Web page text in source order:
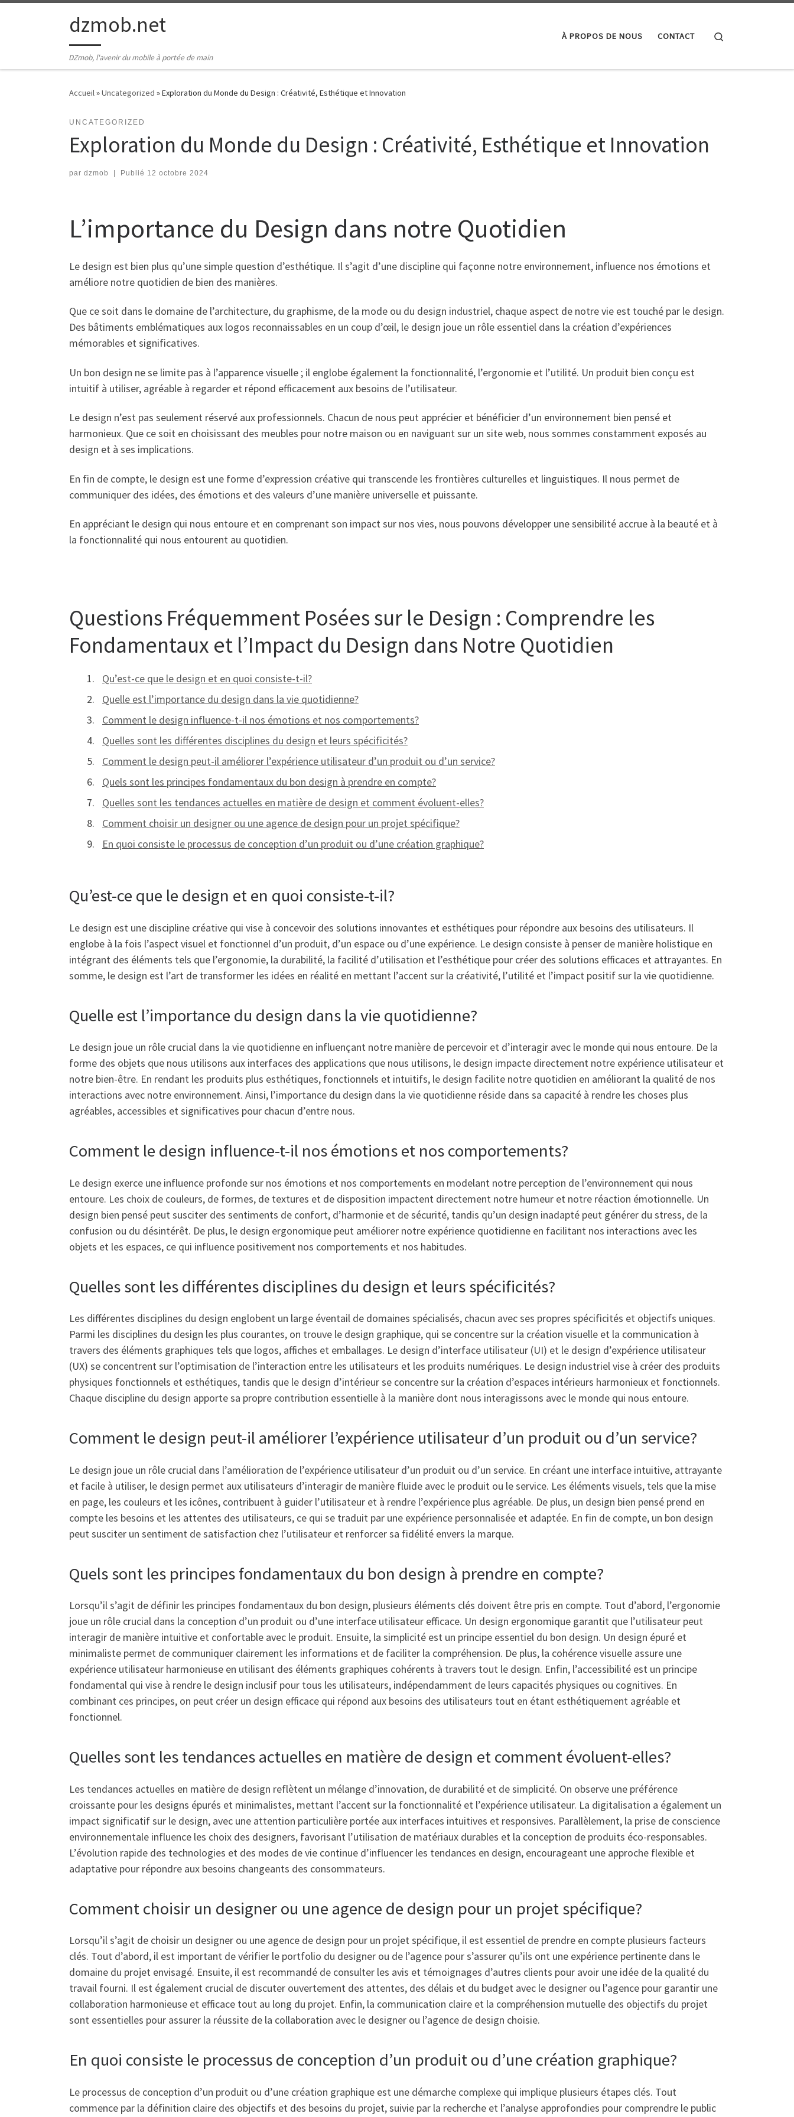
Passer au contenudzmob.net
DZmob, l'avenir du mobile à portée de main
À PROPOS DE NOUS CONTACT
Accueil»Uncategorized »Exploration du Monde du Design : Créativité, Esthétique et Innovation
UNCATEGORIZED
Exploration du Monde du Design : Créativité, Esthétique et Innovation
par dzmob Publié 12 octobre 2024
L’importance du Design dans notre Quotidien
Le design est bien plus qu’une simple question d’esthétique. Il s’agit d’une discipline qui façonne notre environnement, influence nos émotions et
améliore notre quotidien de bien des manières.
Que ce soit dans le domaine de l’architecture, du graphisme, de la mode ou du design industriel, chaque aspect de notre vie est touché par le design.
Des bâtiments emblématiques aux logos reconnaissables en un coup d’œil, le design joue un rôle essentiel dans la création d’expériences
mémorables et significatives.
Un bon design ne se limite pas à l’apparence visuelle ; il englobe également la fonctionnalité, l’ergonomie et l’utilité. Un produit bien conçu est
intuitif à utiliser, agréable à regarder et répond efficacement aux besoins de l’utilisateur.
Le design n’est pas seulement réservé aux professionnels. Chacun de nous peut apprécier et bénéficier d’un environnement bien pensé et
harmonieux. Que ce soit en choisissant des meubles pour notre maison ou en naviguant sur un site web, nous sommes constamment exposés au
design et à ses implications.
En fin de compte, le design est une forme d’expression créative qui transcende les frontières culturelles et linguistiques. Il nous permet de
communiquer des idées, des émotions et des valeurs d’une manière universelle et puissante.
En appréciant le design qui nous entoure et en comprenant son impact sur nos vies, nous pouvons développer une sensibilité accrue à la beauté et à
la fonctionnalité qui nous entourent au quotidien.
Questions Fréquemment Posées sur le Design : Comprendre les
Fondamentaux et l’Impact du Design dans Notre Quotidien
Qu’est-ce que le design et en quoi consiste-t-il?
Quelle est l’importance du design dans la vie quotidienne?
Comment le design influence-t-il nos émotions et nos comportements?
Quelles sont les différentes disciplines du design et leurs spécificités?
Comment le design peut-il améliorer l’expérience utilisateur d’un produit ou d’un service?
Quels sont les principes fondamentaux du bon design à prendre en compte?
Quelles sont les tendances actuelles en matière de design et comment évoluent-elles?
Comment choisir un designer ou une agence de design pour un projet spécifique?
En quoi consiste le processus de conception d’un produit ou d’une création graphique?
Qu’est-ce que le design et en quoi consiste-t-il?
Le design est une discipline créative qui vise à concevoir des solutions innovantes et esthétiques pour répondre aux besoins des utilisateurs. Il
englobe à la fois l’aspect visuel et fonctionnel d’un produit, d’un espace ou d’une expérience. Le design consiste à penser de manière holistique en
intégrant des éléments tels que l’ergonomie, la durabilité, la facilité d’utilisation et l’esthétique pour créer des solutions efficaces et attrayantes. En
somme, le design est l’art de transformer les idées en réalité en mettant l’accent sur la créativité, l’utilité et l’impact positif sur la vie quotidienne.
Quelle est l’importance du design dans la vie quotidienne?
Le design joue un rôle crucial dans la vie quotidienne en influençant notre manière de percevoir et d’interagir avec le monde qui nous entoure. De la
forme des objets que nous utilisons aux interfaces des applications que nous utilisons, le design impacte directement notre expérience utilisateur et
notre bien-être. En rendant les produits plus esthétiques, fonctionnels et intuitifs, le design facilite notre quotidien en améliorant la qualité de nos
interactions avec notre environnement. Ainsi, l’importance du design dans la vie quotidienne réside dans sa capacité à rendre les choses plus
agréables, accessibles et significatives pour chacun d’entre nous.
Comment le design influence-t-il nos émotions et nos comportements?
Le design exerce une influence profonde sur nos émotions et nos comportements en modelant notre perception de l’environnement qui nous
entoure. Les choix de couleurs, de formes, de textures et de disposition impactent directement notre humeur et notre réaction émotionnelle. Un
design bien pensé peut susciter des sentiments de confort, d’harmonie et de sécurité, tandis qu’un design inadapté peut générer du stress, de la
confusion ou du désintérêt. De plus, le design ergonomique peut améliorer notre expérience quotidienne en facilitant nos interactions avec les
objets et les espaces, ce qui influence positivement nos comportements et nos habitudes.
Quelles sont les différentes disciplines du design et leurs spécificités?
Les différentes disciplines du design englobent un large éventail de domaines spécialisés, chacun avec ses propres spécificités et objectifs uniques.
Parmi les disciplines du design les plus courantes, on trouve le design graphique, qui se concentre sur la création visuelle et la communication à
travers des éléments graphiques tels que logos, affiches et emballages. Le design d’interface utilisateur (UI) et le design d’expérience utilisateur
(UX) se concentrent sur l’optimisation de l’interaction entre les utilisateurs et les produits numériques. Le design industriel vise à créer des produits
physiques fonctionnels et esthétiques, tandis que le design d’intérieur se concentre sur la création d’espaces intérieurs harmonieux et fonctionnels.
Chaque discipline du design apporte sa propre contribution essentielle à la manière dont nous interagissons avec le monde qui nous entoure.
Comment le design peut-il améliorer l’expérience utilisateur d’un produit ou d’un service?
Le design joue un rôle crucial dans l’amélioration de l’expérience utilisateur d’un produit ou d’un service. En créant une interface intuitive, attrayante
et facile à utiliser, le design permet aux utilisateurs d’interagir de manière fluide avec le produit ou le service. Les éléments visuels, tels que la mise
en page, les couleurs et les icônes, contribuent à guider l’utilisateur et à rendre l’expérience plus agréable. De plus, un design bien pensé prend en
compte les besoins et les attentes des utilisateurs, ce qui se traduit par une expérience personnalisée et adaptée. En fin de compte, un bon design
peut susciter un sentiment de satisfaction chez l’utilisateur et renforcer sa fidélité envers la marque.
Quels sont les principes fondamentaux du bon design à prendre en compte?
Lorsqu’il s’agit de définir les principes fondamentaux du bon design, plusieurs éléments clés doivent être pris en compte. Tout d’abord, l’ergonomie
joue un rôle crucial dans la conception d’un produit ou d’une interface utilisateur efficace. Un design ergonomique garantit que l’utilisateur peut
interagir de manière intuitive et confortable avec le produit. Ensuite, la simplicité est un principe essentiel du bon design. Un design épuré et
minimaliste permet de communiquer clairement les informations et de faciliter la compréhension. De plus, la cohérence visuelle assure une
expérience utilisateur harmonieuse en utilisant des éléments graphiques cohérents à travers tout le design. Enfin, l’accessibilité est un principe
fondamental qui vise à rendre le design inclusif pour tous les utilisateurs, indépendamment de leurs capacités physiques ou cognitives. En
combinant ces principes, on peut créer un design efficace qui répond aux besoins des utilisateurs tout en étant esthétiquement agréable et
fonctionnel.
Quelles sont les tendances actuelles en matière de design et comment évoluent-elles?
Les tendances actuelles en matière de design reflètent un mélange d’innovation, de durabilité et de simplicité. On observe une préférence
croissante pour les designs épurés et minimalistes, mettant l’accent sur la fonctionnalité et l’expérience utilisateur. La digitalisation a également un
impact significatif sur le design, avec une attention particulière portée aux interfaces intuitives et responsives. Parallèlement, la prise de conscience
environnementale influence les choix des designers, favorisant l’utilisation de matériaux durables et la conception de produits éco-responsables.
L’évolution rapide des technologies et des modes de vie continue d’influencer les tendances en design, encourageant une approche flexible et
adaptative pour répondre aux besoins changeants des consommateurs.
Comment choisir un designer ou une agence de design pour un projet spécifique?
Lorsqu’il s’agit de choisir un designer ou une agence de design pour un projet spécifique, il est essentiel de prendre en compte plusieurs facteurs
clés. Tout d’abord, il est important de vérifier le portfolio du designer ou de l’agence pour s’assurer qu’ils ont une expérience pertinente dans le
domaine du projet envisagé. Ensuite, il est recommandé de consulter les avis et témoignages d’autres clients pour avoir une idée de la qualité du
travail fourni. Il est également crucial de discuter ouvertement des attentes, des délais et du budget avec le designer ou l’agence pour garantir une
collaboration harmonieuse et efficace tout au long du projet. Enfin, la communication claire et la compréhension mutuelle des objectifs du projet
sont essentielles pour assurer la réussite de la collaboration avec le designer ou l’agence de design choisie.
En quoi consiste le processus de conception d’un produit ou d’une création graphique?
Le processus de conception d’un produit ou d’une création graphique est une démarche complexe qui implique plusieurs étapes clés. Tout
commence par la définition claire des objectifs et des besoins du projet, suivie par la recherche et l’analyse approfondies pour comprendre le public